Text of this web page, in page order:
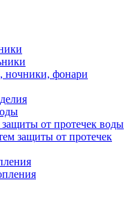
ночники, фонари
от протечек воды
защиты от протечек